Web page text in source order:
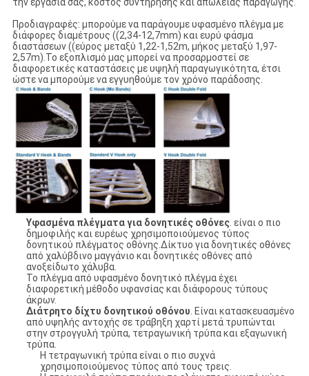
την εργασία σας, κόστος συντήρησης και απώλειας παραγωγής.
Προδιαγραφές: μπορούμε να παράγουμε υφασμένο πλέγμα με
διάφορες διαμέτρους ((2,34-12,7mm) και ευρύ φάσμα
διαστάσεων ((εύρος μεταξύ 1,22-1,52m, μήκος μεταξύ 1,97-
2,57m).Το εξοπλισμό μας μπορεί να προσαρμοστεί σε
διαφορετικές καταστάσεις με υψηλή παραγωγικότητα, έτσι
ώστε να μπορούμε να εγγυηθούμε τον χρόνο παράδοσης.
Υφασμένα πλέγματα για δονητικές οθόνες. είναι ο πιο
δημοφιλής και ευρέως χρησιμοποιούμενος τύπος
δονητικού πλέγματος οθόνης.Δίκτυο για δονητικές οθόνες
από χαλύβδινο μαγγάνιο και δονητικές οθόνες από
ανοξείδωτο χάλυβα.
Το πλέγμα από υφασμένο δονητικό πλέγμα έχει
διαφορετική μέθοδο υφανσίας και διάφορους τύπους
άκρων.
Διάτρητο δίχτυ δονητικού οθόνου. Είναι κατασκευασμένο
από υψηλής αντοχής σε τράβηξη χαρτί μετά τρυπώνται
στην στρογγυλή τρύπα, τετραγωνική τρύπα και εξαγωνική
τρύπα.
Η τετραγωνική τρύπα είναι ο πιο συχνά
χρησιμοποιούμενος τύπος από τους τρεις.